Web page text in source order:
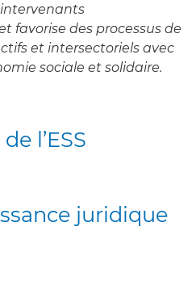
favorise des processus de
et intersectoriels avec
sociale et solidaire.
l’ESS
juridique